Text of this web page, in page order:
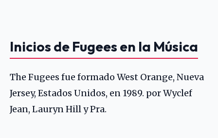
Inicios de Fugees en la Música
The Fugees fue formado West Orange, Nueva
Jersey, Estados Unidos, en 1989. porWyclef
Jean, Lauryn Hilly Pra.